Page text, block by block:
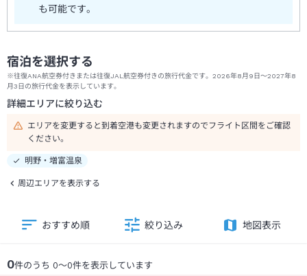
も可能です。
宿泊を選択する
※往復ANA航空券付きまたは往復JAL航空券付きの旅行代金です。2026年8月9日～2027年8
月3日の旅行代金を表示しています。
詳細エリアに絞り込む
エリアを変更すると到着空港も変更されますのでフライト区間をご確認
ください。
明野・増富温泉
周辺エリアを表示する
0件のうち 0～0件を表示しています
おすすめ順 絞り込み 地図表示